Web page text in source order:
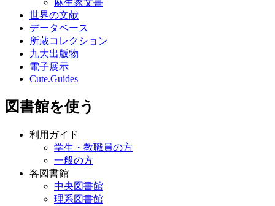
麻生家文書
世界の文献
データベース
所蔵コレクション
九大出版物
電子展示
Cute.Guides
図書館を使う
利用ガイド
学生・教職員の方
一般の方
各図書館
中央図書館
理系図書館